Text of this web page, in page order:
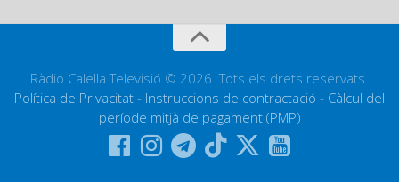
Ràdio Calella Televisió © 2026. Tots els drets reservats.
Política de Privacitat - Instruccions de contractació - Càlcul del
període mitjà de pagament (PMP)